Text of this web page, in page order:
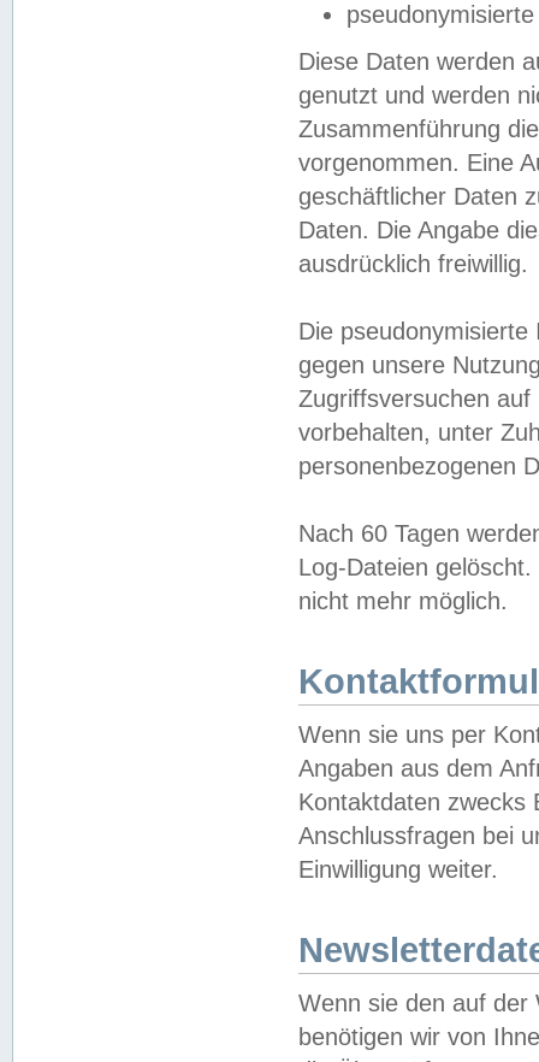
Diese Daten werden
genutzt und werden
Zusammenführung
vorgenommen. Eine
geschäftlicher Daten
Daten. Die Angabe
ausdrücklich freiwillig.
Die
gegen unsere
Zugriffsversuchen
vorbehalten, unter
personenbezogenen
Nach 60 Tagen
Log-Dateien
nicht mehr möglich.
Wenn sie uns per
Angaben aus dem
Kontaktdaten zwecks
Anschlussfragen bei
Einwilligung weiter.
Wenn sie den auf der
benötigen wir von